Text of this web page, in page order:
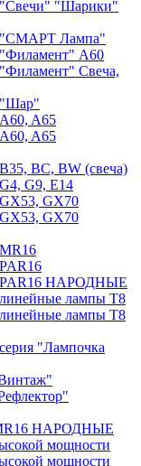
"Шарики"
"СМАРТ Лампа"
A60
Свеча,
"Шар"
A65
A65
BC, BW (свеча)
G9, Е14
GX70
GX70
PAR16 НАРОДНЫЕ
лампы T8
лампы T8
"Лампочка
НАРОДНЫЕ
мощности
мощности